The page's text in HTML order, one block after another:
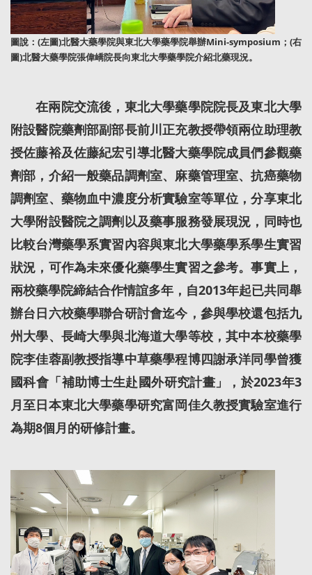
圖說：(左圖)北醫大藥學院與東北大學藥學院舉辦Mini-symposium；(右
圖)北醫大藥學院張偉嶠院長向東北大學藥學院介紹北藥現況。
在兩院交流後，東北大學藥學院院長及東北大學
附設醫院藥劑部副部長前川正充教授帶領兩位助理教
授佐藤裕及佐藤紀宏引導北醫大藥學院成員們參觀藥
劑部，介紹一般藥品調劑室、麻藥管理室、抗癌藥物
調劑室、藥物血中濃度分析實驗室等單位，分享東北
大學附設醫院之調劑以及藥事服務發展現況，同時也
比較台灣藥學系實習內容與東北大學藥學系學生實習
狀況，可作為未來優化藥學生實習之參考。事實上，
兩校藥學院締結合作情誼多年，自2013年起已共同舉
辦台日六校藥學聯合研討會迄今，參與學校還包括九
州大學、長崎大學與北海道大學等校，其中本校藥學
院李佳蓉副教授指導中草藥學程博四謝承洋同學曾獲
國科會「補助博士生赴國外研究計畫」，於2023年3
月至日本東北大學藥學研究富岡佳久教授實驗室進行
為期8個月的研修計畫。